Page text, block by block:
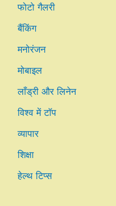
फोटो गैलरी
बैंकिंग
मनोरंजन
मोबाइल
लाँड्री और लिनेन
विश्व में टॉप
व्यापार
शिक्षा
हेल्थ टिप्स